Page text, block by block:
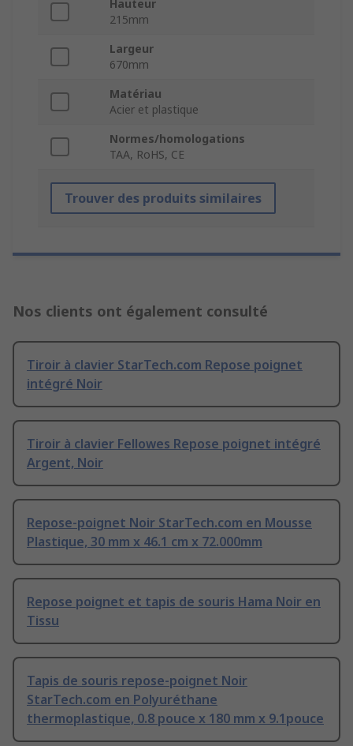
Hauteur
215mm
Largeur
670mm
Matériau
Acier et plastique
Normes/homologations
TAA, RoHS, CE
Trouver des produits similaires
Nos clients ont également consulté
Tiroir à clavier StarTech.com Repose poignet
intégré Noir
Tiroir à clavier Fellowes Repose poignet intégré
Argent, Noir
Repose-poignet Noir StarTech.com en Mousse
Plastique, 30 mm x 46.1 cm x 72.000mm
Repose poignet et tapis de souris Hama Noir en
Tissu
Tapis de souris repose-poignet Noir
StarTech.com en Polyuréthane
thermoplastique, 0.8 pouce x 180 mm x 9.1pouce